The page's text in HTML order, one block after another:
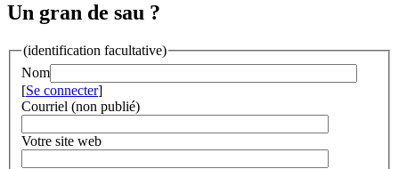
Un gran de sau ?
(identification facultative)
Nom
[Se connecter]
Courriel (non publié)
Votre site web